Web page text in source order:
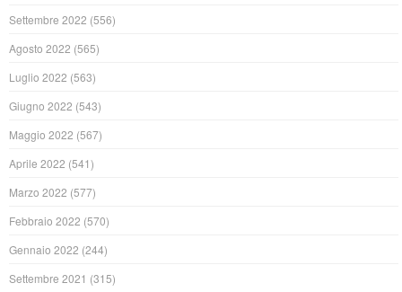
Settembre 2022 (556)
Agosto 2022 (565)
Luglio 2022 (563)
Giugno 2022 (543)
Maggio 2022 (567)
Aprile 2022 (541)
Marzo 2022 (577)
Febbraio 2022 (570)
Gennaio 2022 (244)
Settembre 2021 (315)